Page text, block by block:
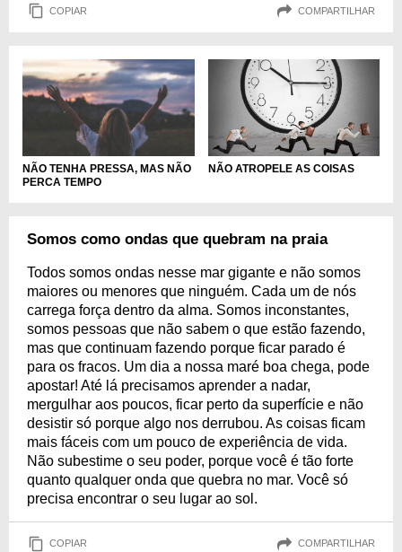
COPIAR COMPARTILHAR
NÃO TENHA PRESSA, MAS NÃO
PERCA TEMPO
NÃO ATROPELE AS COISAS
Somos como ondas que quebram na praia
Todos somos ondas nesse mar gigante e não somos
maiores ou menores que ninguém. Cada um de nós
carrega força dentro da alma. Somos inconstantes,
somos pessoas que não sabem o que estão fazendo,
mas que continuam fazendo porque ficar parado é
para os fracos. Um dia a nossa maré boa chega, pode
apostar! Até lá precisamos aprender a nadar,
mergulhar aos poucos, ficar perto da superfície e não
desistir só porque algo nos derrubou. As coisas ficam
mais fáceis com um pouco de experiência de vida.
Não subestime o seu poder, porque você é tão forte
quanto qualquer onda que quebra no mar. Você só
precisa encontrar o seu lugar ao sol.
COPIAR COMPARTILHAR